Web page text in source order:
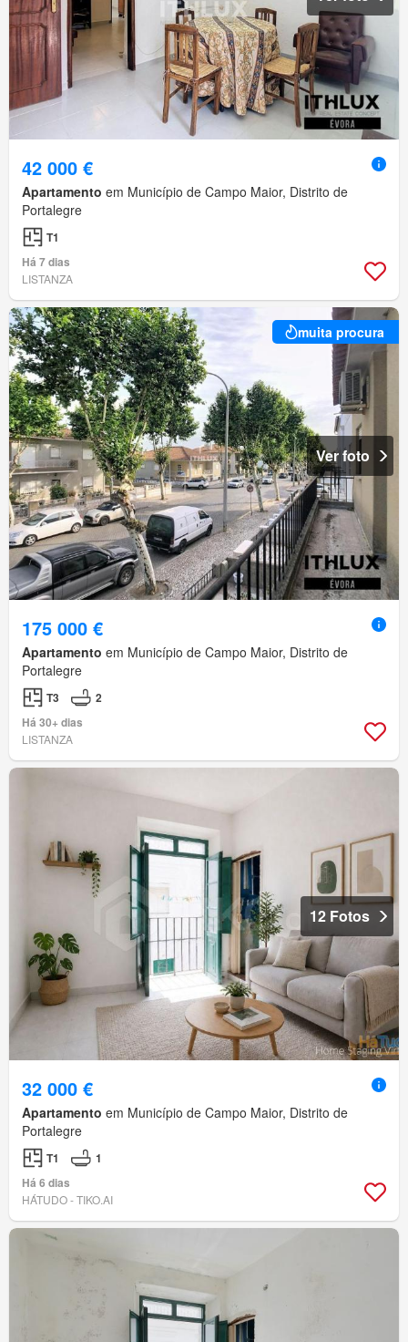
42 000 €
Apartamento em Município de Campo Maior, Distrito de
Portalegre
T1
Há 7 dias
LISTANZA
muita procura
Ver foto
175 000 €
Apartamento em Município de Campo Maior, Distrito de
Portalegre
T3
2
Há 30+ dias
LISTANZA
12 Fotos
32 000 €
Apartamento em Município de Campo Maior, Distrito de
Portalegre
T1
1
Há 6 dias
HÁTUDO - TIKO.AI